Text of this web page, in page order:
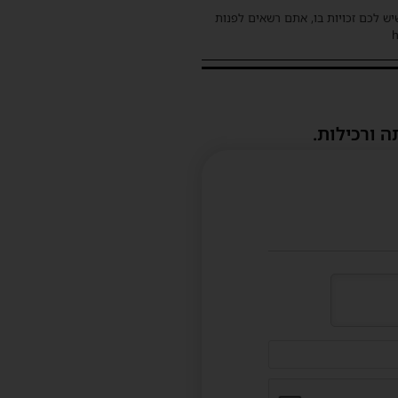
לכם זכויות בו, אתם רשאים לפנות
ורכילות.